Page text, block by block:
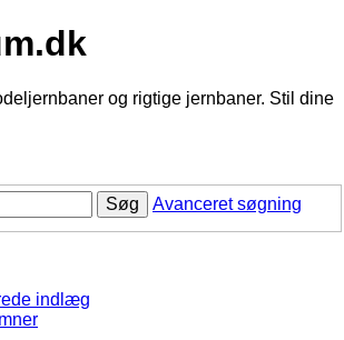
og rigtige jernbaner. Stil dine
Søg Avanceret søgning
indlæg